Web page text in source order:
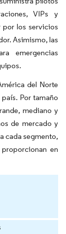
VIPs y
por los servicios
Asimismo, las
emergencias
del Norte
Por tamaño
mediano y
de mercado y
cada segmento,
en